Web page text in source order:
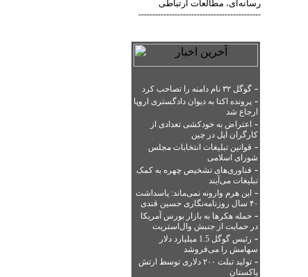
رسانه‌ای، مطالعات ارتباطی
--------------------------------------------
-گوگل ۳۲ نام دامنه را تصاحب کرد
-پرونده اکتا به دیوان دادگستری اروپا
ارجاع شد
- اعتراض به خودکشی تعدادی از
کارگران اپل در چین
- قوانین تبلیغات انتخابات مجلس
شورای اسلامی
- فناوری‌های تشخیص چهره به کمک
تبلیغات می‌آیند
-این هرم وارونه نمی‌ماند: پاسداشت
۴۰ سال روزنامه‌نگاری حسین قندی
-حمله هکرها به بازار بورس آمریکا
در حمایت از جنبش وال‌استریت
-
رئیس گوگل 1.5 میلیارد دلار
سهامش را می‌فروشد
-
تولید تبلت ۲۰۰ دلاری توسط ارتش
پاکستان